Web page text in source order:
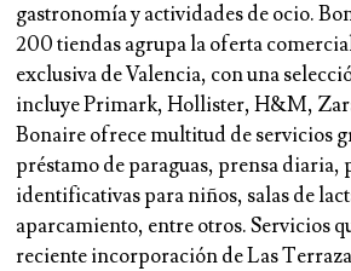
gastronomía y actividades de ocio.
200 tiendas agrupa la oferta
exclusiva de Valencia, con una
incluye Primark, Hollister, H&M,
Bonaire ofrece multitud de servicios
préstamo de paraguas, prensa diaria,
identificativas para niños, salas de
aparcamiento, entre otros. Servicios
reciente incorporación de Las